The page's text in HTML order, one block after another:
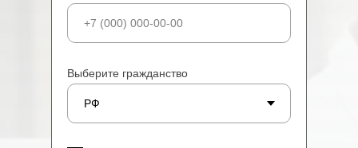
Выберите гражданство